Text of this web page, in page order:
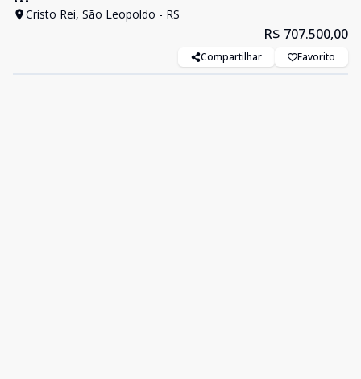
Cristo Rei, São Leopoldo - RS
R$ 707.500,00
Compartilhar Favorito